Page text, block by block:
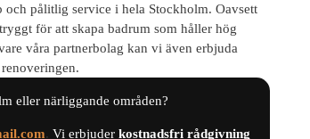
pålitlig service i hela Stockholm. Oavsett
för att skapa badrum som håller hög
våra partnerbolag kan vi även erbjuda
eller närliggande områden?
. Vi erbjuder kostnadsfri rådgivning